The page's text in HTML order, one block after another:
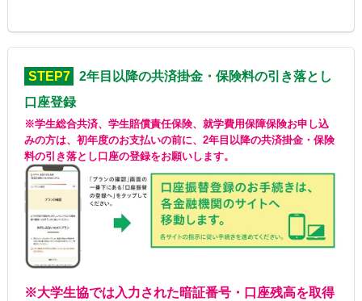
STEP7
2年目以降の共済掛金・保険料の引き落とし
口座登録
※学生総合共済、学生賠償責任保険、就学費用保障保険お申し込
みの方は、初年度のお支払いの前に、2年目以降の共済掛金・保険
料の引き落とし口座の登録をお願いします。
※大学生協では入力された暗証番号・口座残高を取得